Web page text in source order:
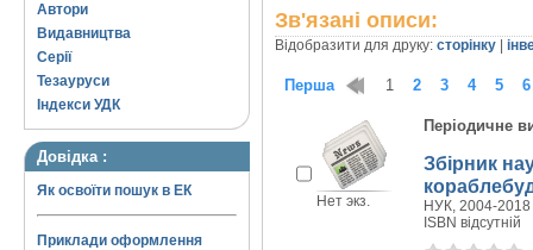
Автори
Видавництва
Серії
Тезауруси
Індекси УДК
Довідка :
Як освоїти пошук в ЕК
Приклади оформлення
Зв'язані описи:
Відобразити для друку: сторінку
Перша 1 2 3 4 5 6
Нет экз.
Періодичне
Збірник
НУК, 2004-2018
ISBN відсутній